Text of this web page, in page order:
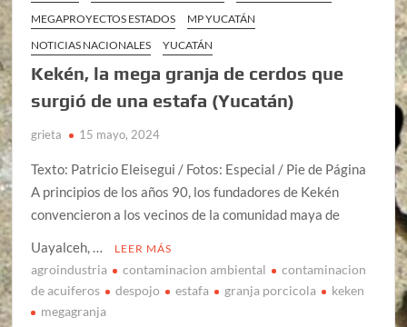
MEGAPROYECTOS ESTADOS
MP YUCATÁN
NOTICIAS NACIONALES
YUCATÁN
Kekén, la mega granja de cerdos que
surgió de una estafa (Yucatán)
grieta 15 mayo, 2024
Texto: Patricio Eleisegui / Fotos: Especial / Pie de Página
A principios de los años 90, los fundadores de Kekén
convencieron a los vecinos de la comunidad maya de
Uayalceh, …
LEER MÁS
agroindustria contaminacion ambiental
contaminacion
de acuiferos
despojo estafa granja porcicola
keken
megagranja